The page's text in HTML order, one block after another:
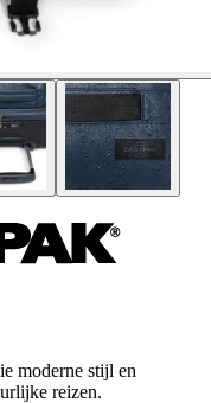
moderne stijl en
reizen.